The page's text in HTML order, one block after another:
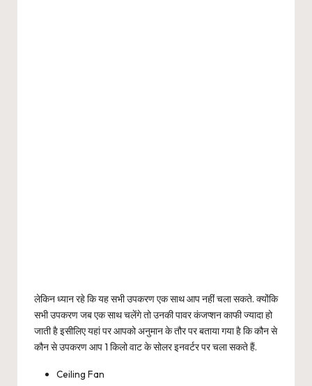
लेकिन ध्यान रहे कि यह सभी उपकरण एक साथ आप नहीं चला सकते. क्योंकि
सभी उपकरण जब एक साथ चलेंगे तो उनकी पावर कंजप्शन काफी ज्यादा हो
जाती है इसीलिए यहां पर आपको अनुमान के तौर पर बताया गया है कि कौन से
कौन से उपकरण आप 1 किलो वाट के सोलर इनवर्टर पर चला सकते हैं.
Ceiling Fan